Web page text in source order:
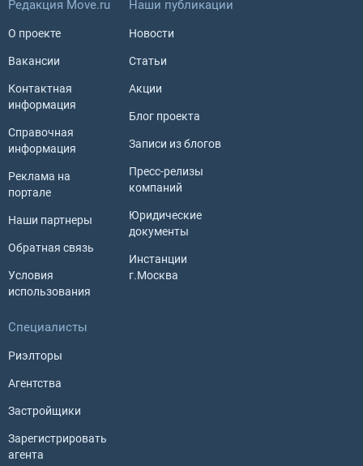
Редакция Move.ru
О проекте
Вакансии
Контактная
информация
Справочная
информация
Реклама на
портале
Наши партнеры
Обратная связь
Условия
использования
Наши публикации
Новости
Статьи
Акции
Блог проекта
Записи из блогов
Пресс-релизы
компаний
Юридические
документы
Инстанции
г.Москва
Специалисты
Риэлторы
Агентства
Застройщики
Зарегистрировать
агента